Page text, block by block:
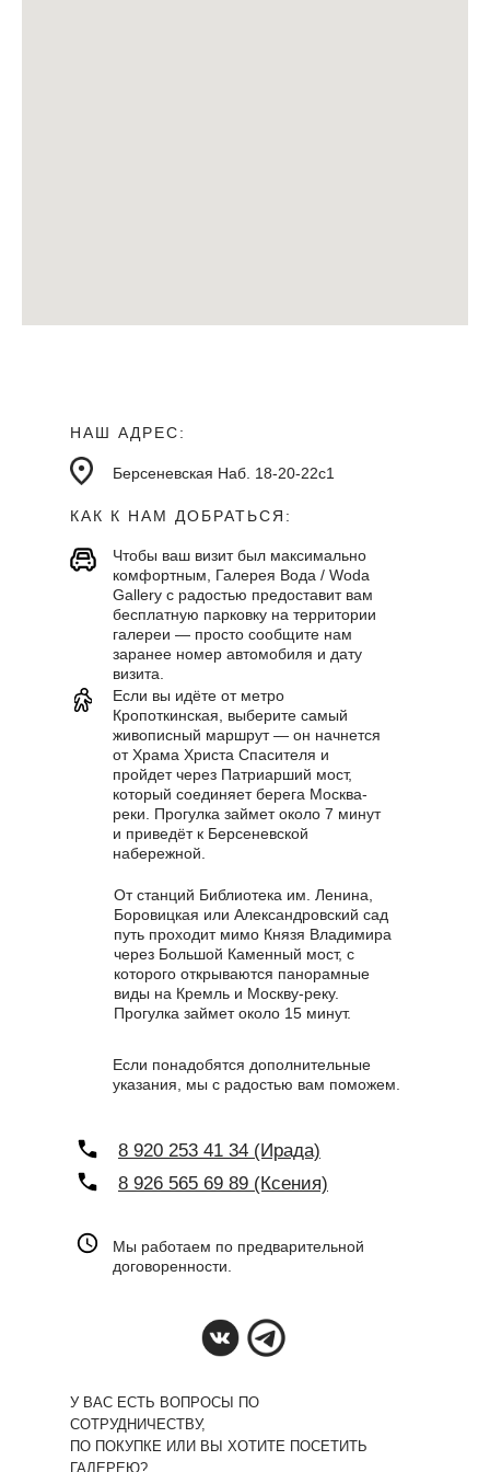
8 920 253 41 34 (Ирада)
8 926 565 69 89 (Ксения)
У ВАС ЕСТЬ ВОПРОСЫ ПО
СОТРУДНИЧЕСТВУ,
ПО ПОКУПКЕ ИЛИ ВЫ ХОТИТЕ ПОСЕТИТЬ
ГАЛЕРЕЮ?
Берсеневская Наб. 18-20-22с1
НАШ АДРЕС:
КАК К НАМ ДОБРАТЬСЯ:
Чтобы ваш визит был максимально
комфортным, Галерея Вода / Woda
Gallery с радостью предоставит вам
бесплатную парковку на территории
галереи — просто сообщите нам
заранее номер автомобиля и дату
визита.
Если вы идёте от метро
Кропоткинская, выберите самый
живописный маршрут — он начнется
от Храма Христа Спасителя и
пройдет через Патриарший мост,
который соединяет берега Москва-
реки. Прогулка займет около 7 минут
и приведёт к Берсеневской
набережной.
От станций Библиотека им. Ленина,
Боровицкая или Александровский сад
путь проходит мимо Князя Владимира
через Большой Каменный мост, с
которого открываются панорамные
виды на Кремль и Москву-реку.
Прогулка займет около 15 минут.
Если понадобятся дополнительные
указания, мы с радостью вам поможем.
Мы работаем по предварительной
договоренности.